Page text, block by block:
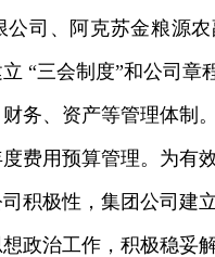
公司、阿克苏金粮源
“三会制度”和公司章
务、资产等管理体制。
费用预算管理。为有
积极性，集团公司建
政治工作，积极稳妥